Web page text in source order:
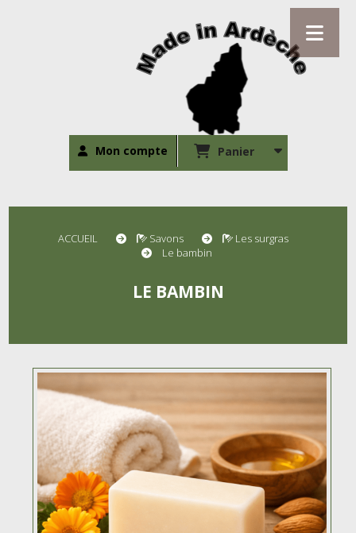
Mon compte Panier
ACCUEIL Savons
Les surgras
Le bambin
LE BAMBIN